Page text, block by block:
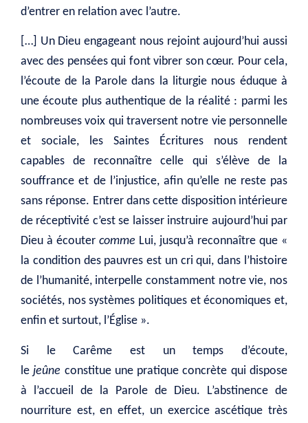
d’entrer en relation avec l’autre.
[…] Un Dieu engageant nous rejoint aujourd’hui aussi
avec des pensées qui font vibrer son cœur. Pour cela,
l’écoute de la Parole dans la liturgie nous éduque à
une écoute plus authentique de la réalité : parmi les
nombreuses voix qui traversent notre vie personnelle
et sociale, les Saintes Écritures nous rendent
capables de reconnaître celle qui s’élève de la
souffrance et de l’injustice, afin qu’elle ne reste pas
sans réponse. Entrer dans cette disposition intérieure
de réceptivité c’est se laisser instruire aujourd’hui par
Dieu à écouter comme Lui, jusqu’à reconnaître que «
la condition des pauvres est un cri qui, dans l’histoire
de l’humanité, interpelle constamment notre vie, nos
sociétés, nos systèmes politiques et économiques et,
enfin et surtout, l’Église ».
Si le Carême est un temps d’écoute,
lejeûne constitue une pratique concrète qui dispose
à l’accueil de la Parole de Dieu. L’abstinence de
nourriture est, en effet, un exercice ascétique très